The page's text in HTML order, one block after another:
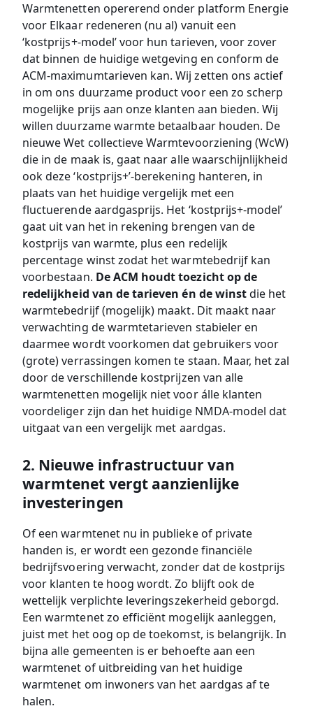
Warmtenetten opererend onder platform Energie
voor Elkaar redeneren (nu al) vanuit een
‘kostprijs+-model’ voor hun tarieven, voor zover
dat binnen de huidige wetgeving en conform de
ACM-maximumtarieven kan. Wij zetten ons actief
in om ons duurzame product voor een zo scherp
mogelijke prijs aan onze klanten aan bieden. Wij
willen duurzame warmte betaalbaar houden. De
nieuwe Wet collectieve Warmtevoorziening (WcW)
die in de maak is, gaat naar alle waarschijnlijkheid
ook deze ‘kostprijs+’-berekening hanteren, in
plaats van het huidige vergelijk met een
fluctuerende aardgasprijs. Het ‘kostprijs+-model’
gaat uit van het in rekening brengen van de
kostprijs van warmte, plus een redelijk
percentage winst zodat het warmtebedrijf kan
voorbestaan. De ACM houdt toezicht op de
redelijkheid van de tarieven én de winstdie het
warmtebedrijf (mogelijk) maakt. Dit maakt naar
verwachting de warmtetarieven stabieler en
daarmee wordt voorkomen dat gebruikers voor
(grote) verrassingen komen te staan. Maar, het zal
door de verschillende kostprijzen van alle
warmtenetten mogelijk niet voor álle klanten
voordeliger zijn dan het huidige NMDA-model dat
uitgaat van een vergelijk met aardgas.
2. Nieuwe infrastructuur van
warmtenet vergt aanzienlijke
investeringen
Of een warmtenet nu in publieke of private
handen is, er wordt een gezonde financiële
bedrijfsvoering verwacht, zonder dat de kostprijs
voor klanten te hoog wordt. Zo blijft ook de
wettelijk verplichte leveringszekerheid geborgd.
Een warmtenet zo efficiënt mogelijk aanleggen,
juist met het oog op de toekomst, is belangrijk. In
bijna alle gemeenten is er behoefte aan een
warmtenet of uitbreiding van het huidige
warmtenet om inwoners van het aardgas af te
halen.